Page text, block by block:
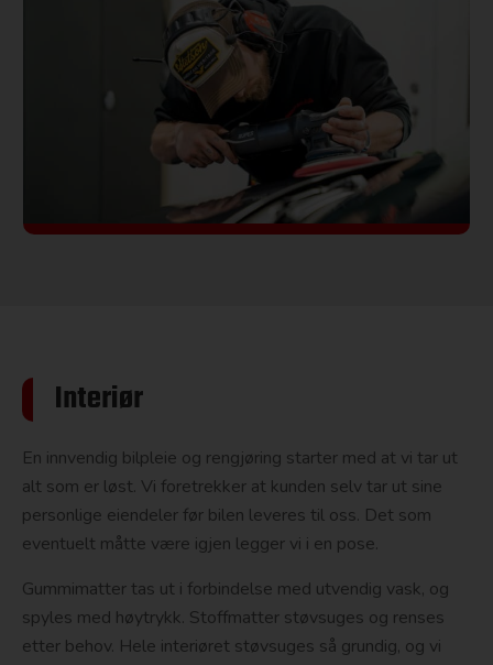
Interiør
En innvendig bilpleie og rengjøring starter med at vi tar ut
alt som er løst. Vi foretrekker at kunden selv tar ut sine
personlige eiendeler før bilen leveres til oss. Det som
eventuelt måtte være igjen legger vi i en pose.
Gummimatter tas ut i forbindelse med utvendig vask, og
spyles med høytrykk. Stoffmatter støvsuges og renses
etter behov. Hele interiøret støvsuges så grundig, og vi